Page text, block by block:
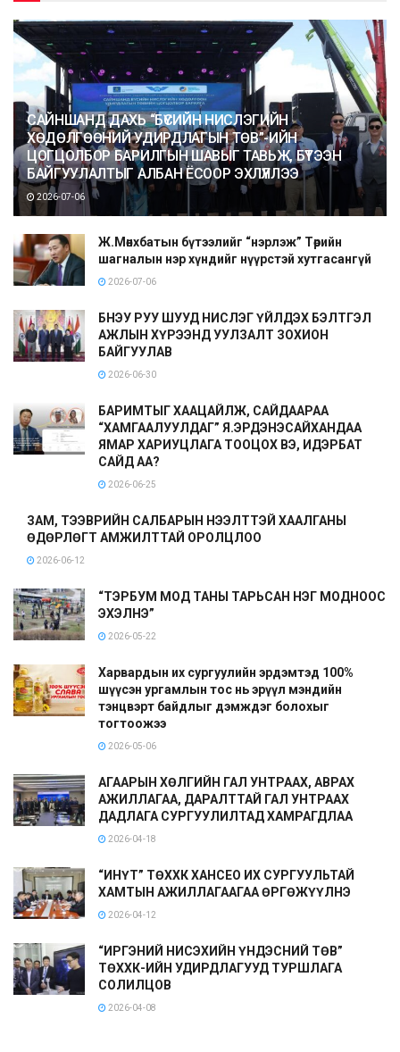
САЙНШАНД ДАХЬ “БҮСИЙН НИСЛЭГИЙН
ХӨДӨЛГӨӨНИЙ УДИРДЛАГЫН ТӨВ”-ИЙН
ЦОГЦОЛБОР БАРИЛГЫН ШАВЫГ ТАВЬЖ, БҮТЭЭН
БАЙГУУЛАЛТЫГ АЛБАН ЁСООР ЭХЛҮҮЛЛЭЭ
2026-07-06
Ж.Мөнхбатын бүтээлийг “нэрлэж” Төрийн
шагналын нэр хүндийг нүүрстэй хутгасангүй
2026-07-06
БНЭУ РУУ ШУУД НИСЛЭГ ҮЙЛДЭХ БЭЛТГЭЛ
АЖЛЫН ХҮРЭЭНД УУЛЗАЛТ ЗОХИОН
БАЙГУУЛАВ
2026-06-30
БАРИМТЫГ ХААЦАЙЛЖ, САЙДААРАА
“ХАМГААЛУУЛДАГ” Я.ЭРДЭНЭСАЙХАНДАА
ЯМАР ХАРИУЦЛАГА ТООЦОХ ВЭ, ИДЭРБАТ
САЙД АА?
2026-06-25
ЗАМ, ТЭЭВРИЙН САЛБАРЫН НЭЭЛТТЭЙ ХААЛГАНЫ
ӨДӨРЛӨГТ АМЖИЛТТАЙ ОРОЛЦЛОО
2026-06-12
“ТЭРБУМ МОД ТАНЫ ТАРЬСАН НЭГ МОДНООС
ЭХЭЛНЭ”
2026-05-22
Харвардын их сургуулийн эрдэмтэд 100%
шүүсэн ургамлын тос нь эрүүл мэндийн
тэнцвэрт байдлыг дэмждэг болохыг
тогтоожээ
2026-05-06
АГААРЫН ХӨЛГИЙН ГАЛ УНТРААХ, АВРАХ
АЖИЛЛАГАА, ДАРАЛТТАЙ ГАЛ УНТРААХ
ДАДЛАГА СУРГУУЛИЛТАД ХАМРАГДЛАА
2026-04-18
“ИНҮТ” ТӨХХК ХАНСЕО ИХ СУРГУУЛЬТАЙ
ХАМТЫН АЖИЛЛАГААГАА ӨРГӨЖҮҮЛНЭ
2026-04-12
“ИРГЭНИЙ НИСЭХИЙН ҮНДЭСНИЙ ТӨВ”
ТӨХХК-ИЙН УДИРДЛАГУУД ТУРШЛАГА
СОЛИЛЦОВ
2026-04-08